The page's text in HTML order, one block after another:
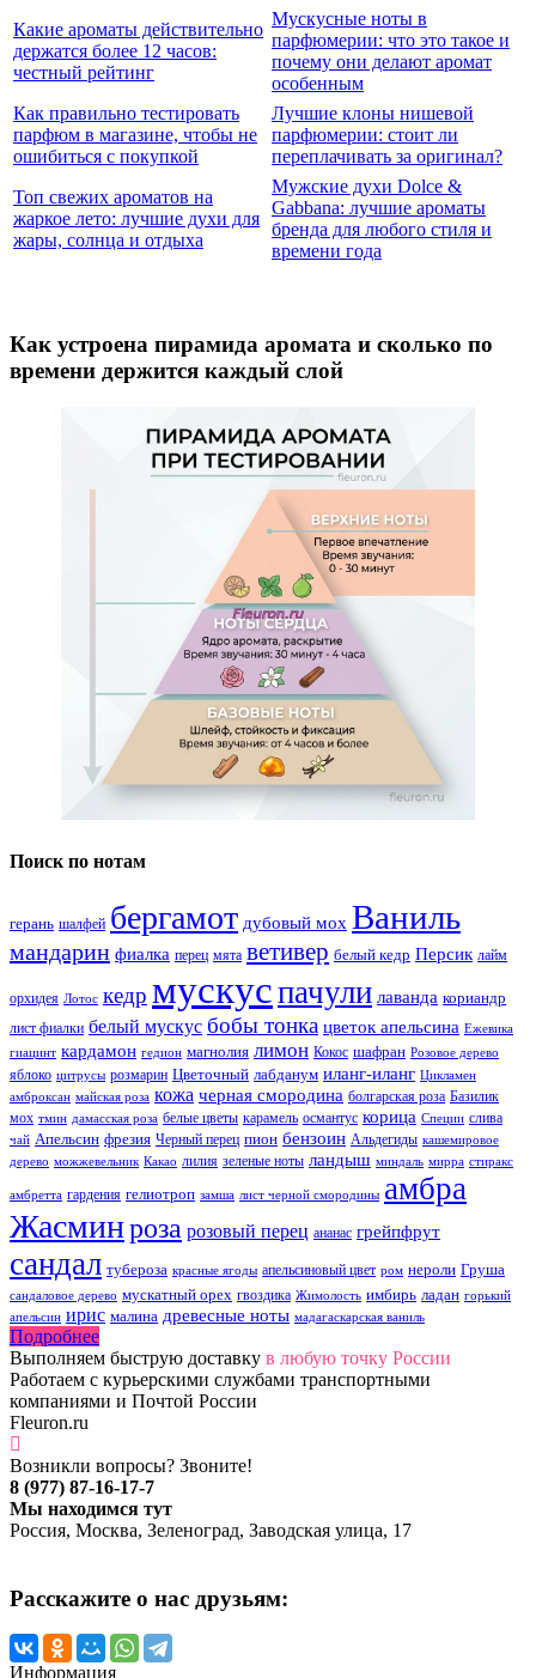
Какие ароматы действительно
держатся более 12 часов:
честный рейтинг
Мускусные ноты в
парфюмерии: что это такое и
почему они делают аромат
особенным
Как правильно тестировать
парфюм в магазине, чтобы не
ошибиться с покупкой
Лучшие клоны нишевой
парфюмерии: стоит ли
переплачивать за оригинал?
Топ свежих ароматов на
жаркое лето: лучшие духи для
жары, солнца и отдыха
Мужские духи Dolce &
Gabbana: лучшие ароматы
бренда для любого стиля и
времени года
Как устроена пирамида аромата и сколько по
времени держится каждый слой
Поиск по нотам
герань шалфей бергамот дубовый мох Ваниль
мандарин фиалка перец мята ветивер белый кедр Персик лайм
орхидея Лотос кедр мускуспачули лаванда кориандр
лист фиалки белый мускус бобы тонка цветок апельсина Ежевика
гиацинт кардамон гедион магнолия лимон Кокос шафран Розовое дерево
яблоко цитрусы розмарин Цветочный лабданум иланг-иланг Цикламен
амброксан майская роза кожа черная смородина болгарская роза Базилик
мох тмин дамасская роза белые цветы карамель османтус корица Специи слива
чай Апельсин фрезия Черный перец пион бензоин Альдегиды кашемировое
дерево можжевельник Какао лилия зеленые ноты ландыш миндаль мирра стиракс
амбретта гардения гелиотроп замша лист черной смородины амбра
Жасминроза розовый перец ананас грейпфрут
сандал тубероза красные ягоды апельсиновый цвет ром нероли Груша
сандаловое дерево мускатный орех гвоздика Жимолость имбирь ладан горький
апельсин ирис малина древесные ноты мадагаскарская ваниль
Подробнее
Выполняем быструю доставку в любую точку России
Работаем с курьерскими службами транспортными
компаниями и Почтой России
Fleuron.ru
Возникли вопросы? Звоните!
8 (977) 87-16-17-7
Мы находимся тут
Россия, Москва, Зеленоград, Заводская улица, 17
Расскажите о нас друзьям:
Информация